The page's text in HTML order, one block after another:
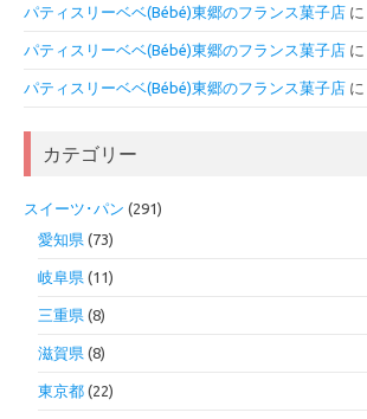
パティスリーベベ(Bébé)東郷のフランス菓子店 に
パティスリーベベ(Bébé)東郷のフランス菓子店 に
パティスリーベベ(Bébé)東郷のフランス菓子店 に
カテゴリー
スイーツ･パン (291)
愛知県 (73)
岐阜県 (11)
三重県 (8)
滋賀県 (8)
東京都 (22)